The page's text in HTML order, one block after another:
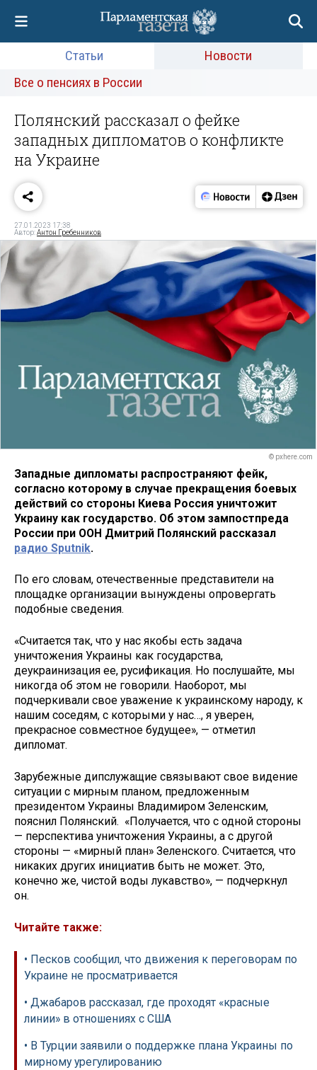
Статьи
Новости
Все о пенсиях в России
Полянский рассказал о фейке
западных дипломатов о конфликте
на Украине
27.01.2023 17:38
Автор:Антон Гребенников
© pxhere.com
Западные дипломаты распространяют фейк,
согласно которому в случае прекращения боевых
действий со стороны Киева Россия уничтожит
Украину как государство. Об этом зампостпреда
России при ООН Дмитрий Полянский рассказал
радио Sputnik.
По его словам, отечественные представители на
площадке организации вынуждены опровергать
подобные сведения.
«Считается так, что у нас якобы есть задача
уничтожения Украины как государства,
деукраинизация ее, русификация. Но послушайте, мы
никогда об этом не говорили. Наоборот, мы
подчеркивали свое уважение к украинскому народу, к
нашим соседям, с которыми у нас…, я уверен,
прекрасное совместное будущее», — отметил
дипломат.
Зарубежные дипслужащие связывают свое видение
ситуации с мирным планом, предложенным
президентом Украины Владимиром Зеленским,
пояснил Полянский. «Получается, что с одной стороны
— перспектива уничтожения Украины, а с другой
стороны — «мирный план» Зеленского. Считается, что
никаких других инициатив быть не может. Это,
конечно же, чистой воды лукавство», — подчеркнул
он.
Читайте также:
• Песков сообщил, что движения к переговорам по
Украине не просматривается
• Джабаров рассказал, где проходят «красные
линии» в отношениях с США
• В Турции заявили о поддержке плана Украины по
мирному урегулированию